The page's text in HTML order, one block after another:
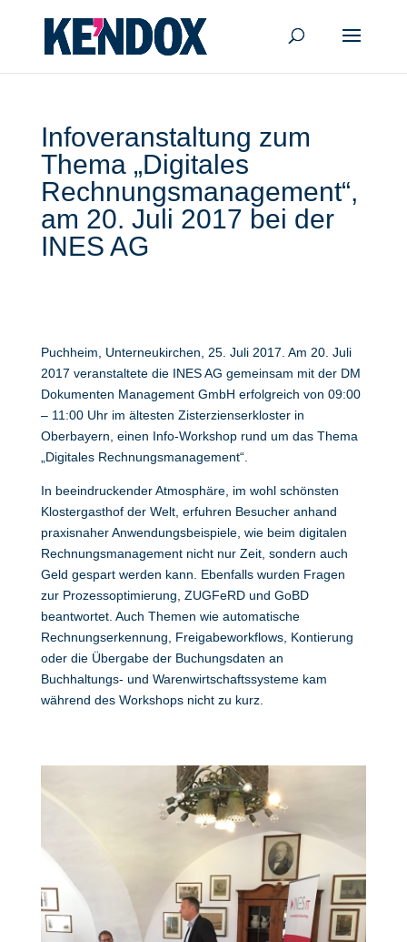
Infoveranstaltung zum
Thema „Digitales
Rechnungsmanagement“,
am 20. Juli 2017 bei der
INES AG
Puchheim, Unterneukirchen, 25. Juli 2017. Am 20. Juli
2017 veranstaltete die INES AG gemeinsam mit der DM
Dokumenten Management GmbH erfolgreich von 09:00
– 11:00 Uhr im ältesten Zisterzienserkloster in
Oberbayern, einen Info-Workshop rund um das Thema
„Digitales Rechnungsmanagement“.
In beeindruckender Atmosphäre, im wohl schönsten
Klostergasthof der Welt, erfuhren Besucher anhand
praxisnaher Anwendungsbeispiele, wie beim digitalen
Rechnungsmanagement nicht nur Zeit, sondern auch
Geld gespart werden kann. Ebenfalls wurden Fragen
zur Prozessoptimierung, ZUGFeRD und GoBD
beantwortet. Auch Themen wie automatische
Rechnungserkennung, Freigabeworkflows, Kontierung
oder die Übergabe der Buchungsdaten an
Buchhaltungs- und Warenwirtschaftssysteme kam
während des Workshops nicht zu kurz.